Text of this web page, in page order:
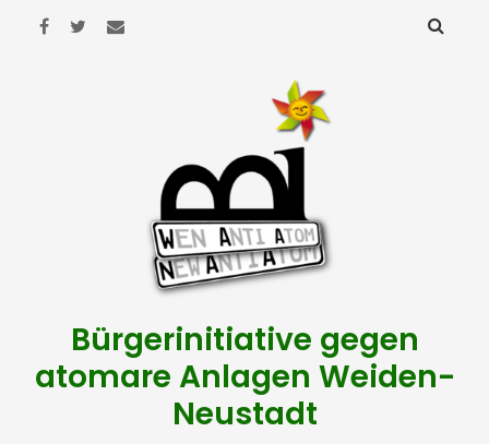
Bürgerinitiative gegen
atomare Anlagen Weiden-
Neustadt